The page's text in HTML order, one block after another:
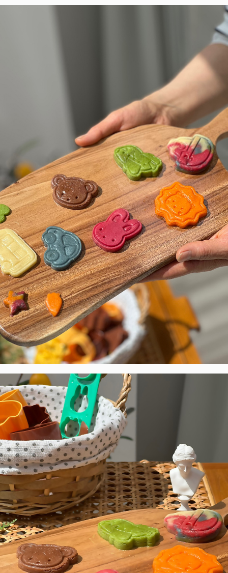
페이코 라이
구매